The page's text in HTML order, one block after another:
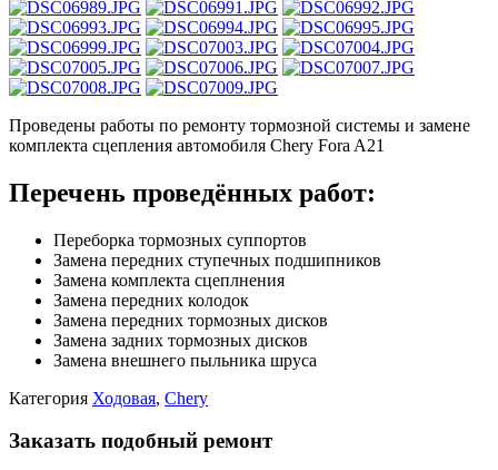
Проведены работы по ремонту тормозной системы и замене
комплекта сцепления автомобиля Chery Fora A21
Перечень проведённых работ:
Переборка тормозных суппортов
Замена передних ступечных подшипников
Замена комплекта сцеплнения
Замена передних колодок
Замена передних тормозных дисков
Замена задних тормозных дисков
Замена внешнего пыльника шруса
Категория Ходовая, Chery
Заказать подобный ремонт